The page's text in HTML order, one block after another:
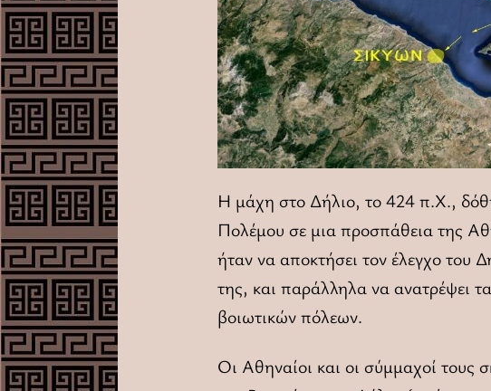
Η μάχη στο Δήλιο, το 424 π.Χ.,
Πολέμου σε μια προσπάθεια της
ήταν να αποκτήσει τον έλεγχο του
της, και παράλληλα να ανατρέψει
βοιωτικών πόλεων.
Οι Αθηναίοι και οι σύμμαχοί τους